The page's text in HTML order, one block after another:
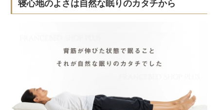
寝心地のよさは自然な眠りのカタチから